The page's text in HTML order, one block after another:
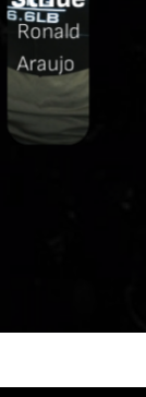
Ronald
Araujo